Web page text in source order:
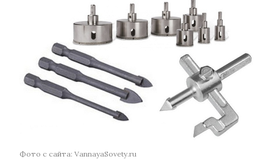
Фото с сайта: VannayaSovety.ru